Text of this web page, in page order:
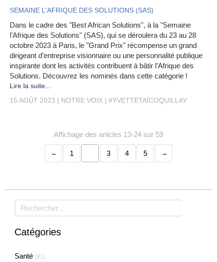
SEMAINE L'AFRIQUE DES SOLUTIONS (SAS)
Dans le cadre des "Best African Solutions", à la "Semaine
l’Afrique des Solutions" (SAS), qui se déroulera du 23 au 28
octobre 2023 à Paris, le "Grand Prix" récompense un grand
dirigeant d’entreprise visionnaire ou une personnalité publique
inspirante dont les activités contribuent à bâtir l’Afrique des
Solutions. Découvrez les nominés dans cette catégorie !
Lire la suite...
15 AOÛT 2023
NOTRE VOIX #YVETTETAÏCOQUILLAY
Affichage des articles 13-24 sur 59
1 3 4 5
Rechercher
Catégories
Santé (81)